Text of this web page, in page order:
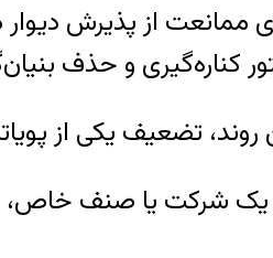
ممانعت از پذیرش
کناره‌گیری و حذف
تضعیف یکی از
شرکت یا صنف خاص،